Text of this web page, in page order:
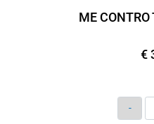
ME CONTRO
€